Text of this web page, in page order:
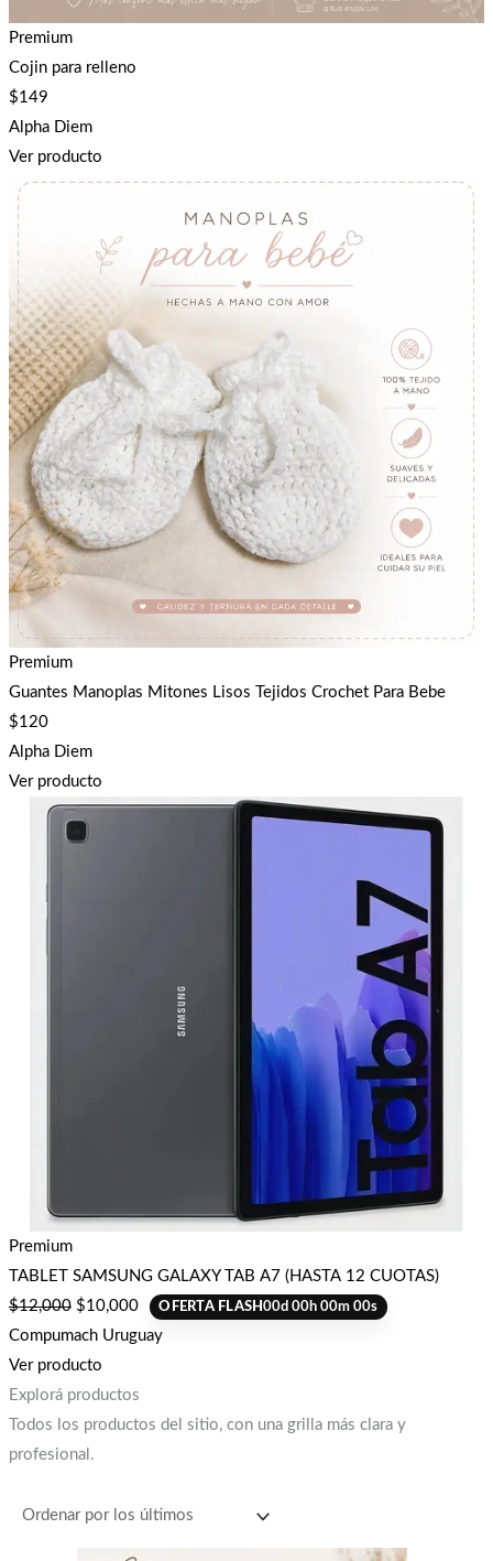
Premium
Cojin para relleno
$149
Alpha Diem
Ver producto
Premium
Guantes Manoplas Mitones Lisos Tejidos Crochet Para Bebe
$120
Alpha Diem
Ver producto
Premium
TABLET SAMSUNG GALAXY TAB A7 (HASTA 12 CUOTAS)
$12,000 $10,000 OFERTA FLASH00d00h00m00s
Compumach Uruguay
Ver producto
Explorá productos
Todos los productos del sitio, con una grilla más clara y
profesional.